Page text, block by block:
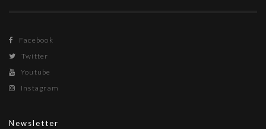
Facebook
Twitter
Youtube
Instagram
Newsletter